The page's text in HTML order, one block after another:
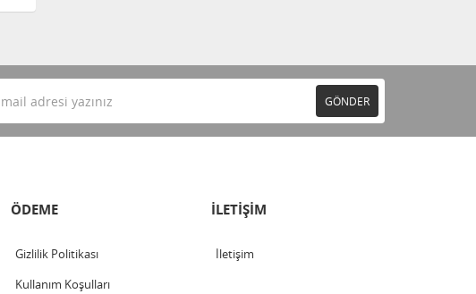
GÖNDER
ÖDEME
Gizlilik Politikası
Kullanım Koşulları
İLETİŞİM
İletişim